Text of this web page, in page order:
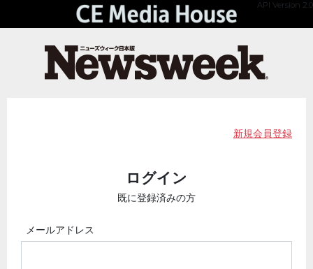
API Version 2.0
新規会員登録
ログイン
既に登録済みの方
メールアドレス